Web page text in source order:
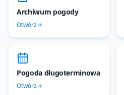
Archiwum pogody
Otwórz
Pogoda długoterminowa
Otwórz